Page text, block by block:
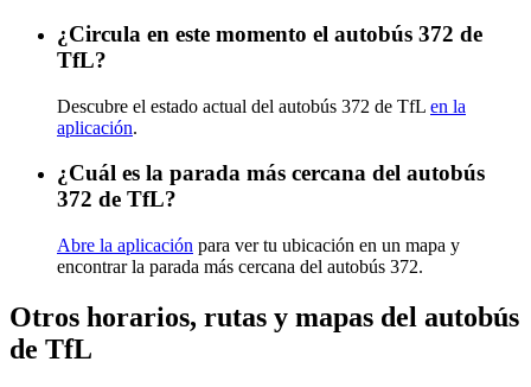
¿Circula en este momento el autobús 372 de
TfL?
Descubre el estado actual del autobús 372 de TfL en la
aplicación.
¿Cuál es la parada más cercana del autobús
372 de TfL?
Abre la aplicación para ver tu ubicación en un mapa y
encontrar la parada más cercana del autobús 372.
Otros horarios, rutas y mapas del autobús
de TfL